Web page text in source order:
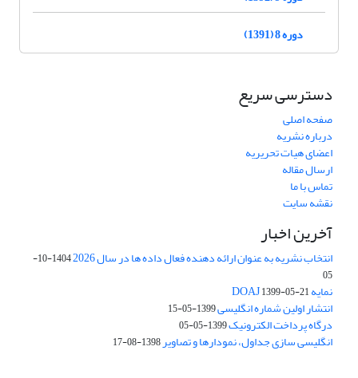
دوره 8 (1391)
دسترسی سریع
صفحه اصلی
درباره نشریه
اعضای هیات تحریریه
ارسال مقاله
تماس با ما
نقشه سایت
آخرین اخبار
انتخاب نشریه به عنوان ارائه دهنده فعال داده ها در سال 2026
1404-10-
05
نمایه DOAJ1399-05-21
انتشار اولین شماره انگلیسی1399-05-15
درگاه پرداخت الکترونیک1399-05-05
انگلیسی سازی جداول، نمودارها و تصاویر1398-08-17